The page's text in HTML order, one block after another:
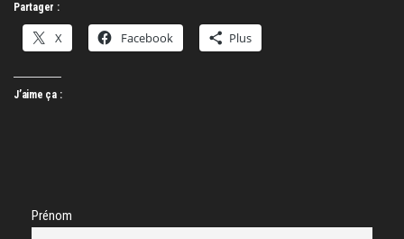
Partager :
X Facebook Plus
J’aime ça :
Prénom